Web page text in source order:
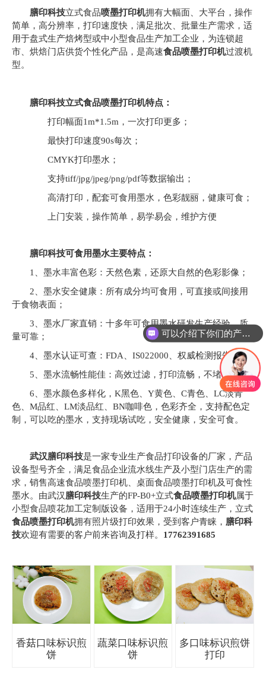
膳印科技立式食品喷墨打印机拥有大幅面、大平台，操作
简单，高分辨率，打印速度快，满足批次、批量生产需求，适
用于盘式生产焙烤型或中小型食品生产加工企业，为连锁超
市、烘焙门店供货个性化产品，是高速食品喷墨打印机过渡机
型。
膳印科技立式食品喷墨打印机特点：
打印幅面1m*1.5m，一次打印更多；
最快打印速度90s每次；
CMYK打印墨水；
支持tiff/jpg/jpeg/png/pdf等数据输出；
高清打印，配套可食用墨水，色彩靓丽，健康可食；
上门安装，操作简单，易学易会，维护方便
膳印科技可食用墨水主要特点：
1、墨水丰富色彩：天然色素，还原大自然的色彩影像；
2、墨水安全健康：所有成分均可食用，可直接或间接用
于食物表面；
3、墨水厂家直销：十多年可食用墨水研发生产经验，质
量可靠；
4、墨水认证可查：FDA、IS022000、权威检测报告等；
5、墨水流畅性能佳：高效过滤，打印流畅，不堵喷头；
6、墨水颜色多样化，K黑色、Y黄色、C青色、LC淡青
色、M品红、LM淡品红、BN咖啡色，色彩齐全，支持配色定
制，可以吃的墨水，支持现场试吃，安全健康，安全可食。
武汉膳印科技是一家专业生产食品打印设备的厂家，产品
设备型号齐全，满足食品企业流水线生产及小型门店生产的需
求，销售高速食品喷墨打印机、桌面食品喷墨打印机及可食性
墨水。由武汉膳印科技生产的FP-B0+立式食品喷墨打印机属于
小型食品喷花加工定制版设备，适用于24小时连续生产，立式
食品喷墨打印机拥有照片级打印效果，受到客户青睐， 膳印科
技欢迎有需要的客户前来咨询及打样。 17762391685
香菇口味标识煎
饼
蔬菜口味标识煎
饼
多口味标识煎饼
打印
可以介绍下你们的产品么